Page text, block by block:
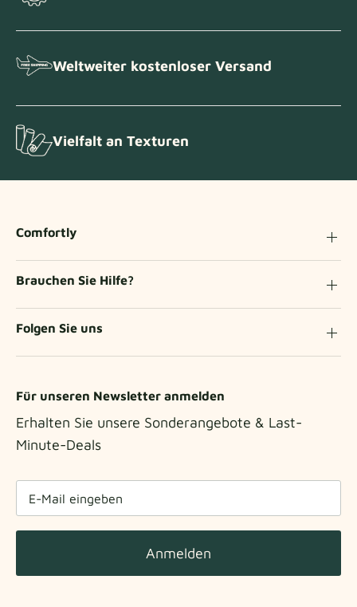
Weltweiter kostenloser Versand
Vielfalt an Texturen
Für unseren Newsletter anmelden
Erhalten Sie unsere Sonderangebote & Last-
Minute-Deals
Anmelden
Comfortly
Brauchen Sie Hilfe?
Folgen Sie uns